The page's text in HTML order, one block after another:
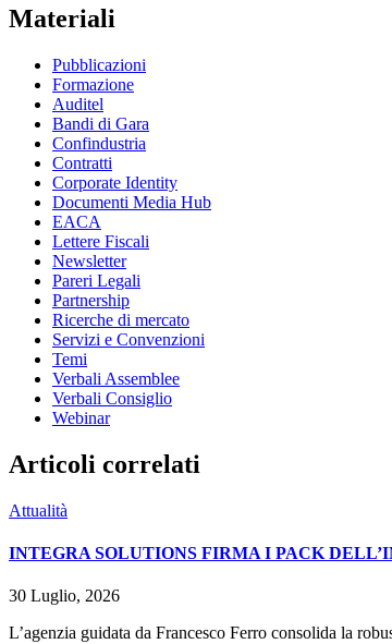
Materiali
Pubblicazioni
Formazione
Auditel
Bandi di Gara
Confindustria
Contratti
Corporate Identity
Documenti Media Hub
EACA
Lettere Fiscali
Newsletter
Pareri Legali
Partnership
Ricerche di mercato
Servizi e Convenzioni
Temi
Verbali Assemblee
Verbali Consiglio
Webinar
Articoli correlati
Attualità
INTEGRA SOLUTIONS FIRMA I PACK
30 Luglio, 2026
L’agenzia guidata da Francesco Ferro consolida la